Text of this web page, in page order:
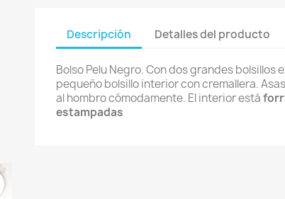
Descripción Detalles del producto
Bolso Pelu Negro. Con dos grandes bolsillos
pequeño bolsillo interior con cremallera.
al hombro cómodamente. El interior está
estampadas